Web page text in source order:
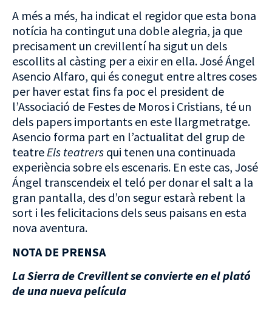
A més a més, ha indicat el regidor que esta bona
notícia ha contingut una doble alegria, ja que
precisament un crevillentí ha sigut un dels
escollits al càsting per a eixir en ella. José Ángel
Asencio Alfaro, qui és conegut entre altres coses
per haver estat fins fa poc el president de
l’Associació de Festes de Moros i Cristians, té un
dels papers importants en este llargmetratge.
Asencio forma part en l’actualitat del grup de
teatreEls teatrers qui tenen una continuada
experiència sobre els escenaris. En este cas, José
Ángel transcendeix el teló per donar el salt a la
gran pantalla, des d’on segur estarà rebent la
sort i les felicitacions dels seus paisans en esta
nova aventura.
NOTA DE PRENSA
La Sierra de Crevillent se convierte en el plató
de una nueva película